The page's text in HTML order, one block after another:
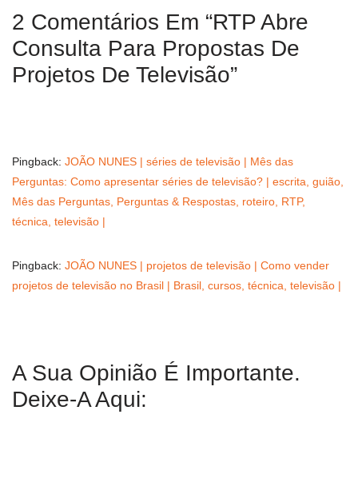
2 Comentários Em “RTP Abre
Consulta Para Propostas De
Projetos De Televisão”
Pingback: JOÃO NUNES | séries de televisão | Mês das
Perguntas: Como apresentar séries de televisão? | escrita, guião,
Mês das Perguntas, Perguntas & Respostas, roteiro, RTP,
técnica, televisão |
Pingback: JOÃO NUNES | projetos de televisão | Como vender
projetos de televisão no Brasil | Brasil, cursos, técnica, televisão |
A Sua Opinião É Importante.
Deixe-A Aqui: